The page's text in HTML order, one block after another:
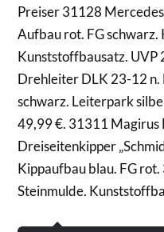
Preiser 31128
Aufbau rot. FG
Kunststoffbausatz.
Drehleiter DLK 23-12 n.
schwarz. Leiterpark
49,99 €. 31311
Dreiseitenkipper
Kippaufbau blau. FG
Steinmulde.